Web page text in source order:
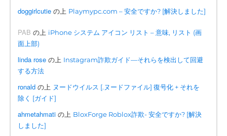
doggirlcutie の上 Playmypc.com – 安全ですか? [解決しました]
PAB の上 iPhone システム アイコン リスト – 意味, リスト (画
面上部)
linda rose の上 Instagram詐欺ガイド—それらを検出して回避
する方法
ronald の上 ヌードウイルス [.ヌードファイル] 復号化 + それを
除く [ガイド]
ahmetahmati の上 BloxForge Roblox詐欺- 安全ですか? [解決
しました]